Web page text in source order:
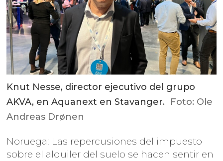
Knut Nesse, director ejecutivo del grupo
AKVA, en Aquanext en Stavanger. Foto: Ole
Andreas Drønen
Noruega: Las repercusiones del impuesto
sobre el alquiler del suelo se hacen sentir en